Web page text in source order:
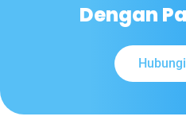
Dengan